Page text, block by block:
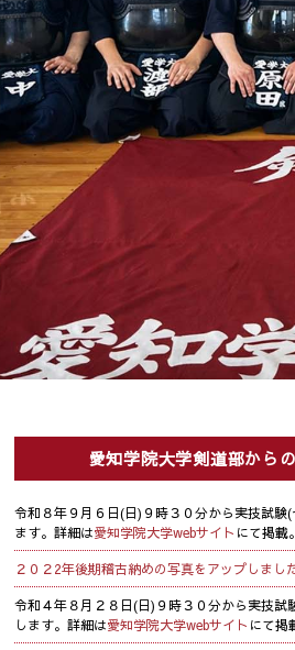
愛知学院大学剣道部から
令和８年９月６日(日)９時３０分から実技試験
ます。詳細は愛知学院大学webサイト にて掲載。
２０２2年後期稽古納めの写真をアップしまし
令和４年８月２８日(日)９時３０分から実技試
します。詳細は愛知学院大学webサイト にて掲